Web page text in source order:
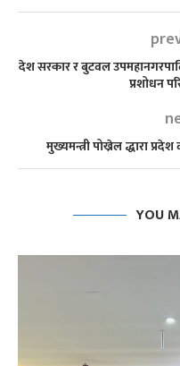
देश सरकार र बुटवल
प्रशोधन
मुख्यमन्त्री पोख्रेल द्धारा
YOU